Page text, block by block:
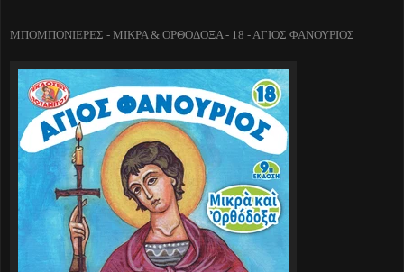
ΜΠΟΜΠΟΝΙΕΡΕΣ - ΜΙΚΡΑ & ΟΡΘΟΔΟΞΑ - 18 - ΑΓΙΟΣ ΦΑΝΟΥΡΙΟΣ